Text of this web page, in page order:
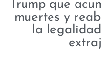
Trump que
muertes y
la